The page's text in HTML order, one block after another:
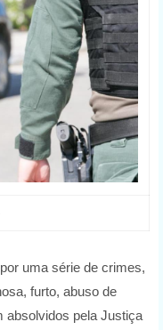
uma série de crimes,
furto, abuso de
absolvidos pela Justiça